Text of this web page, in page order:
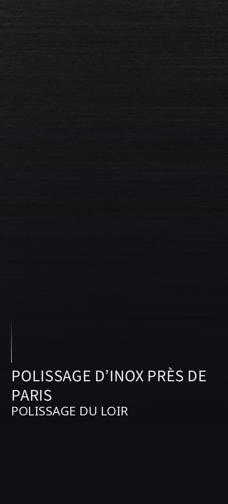
POLISSAGE D’INOX PRÈS DE
PARIS
POLISSAGE DU LOIR